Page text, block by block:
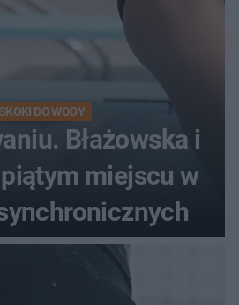
DO WODY
Błażowska i
miejscu w